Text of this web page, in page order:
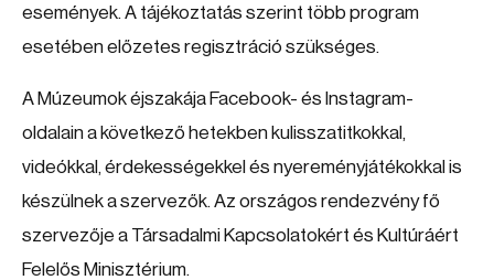
események. A tájékoztatás szerint több program
esetében előzetes regisztráció szükséges.
A Múzeumok éjszakája Facebook- és Instagram-
oldalain a következő hetekben kulisszatitkokkal,
videókkal, érdekességekkel és nyereményjátékokkal is
készülnek a szervezők. Az országos rendezvény fő
szervezője a Társadalmi Kapcsolatokért és Kultúráért
Felelős Minisztérium.